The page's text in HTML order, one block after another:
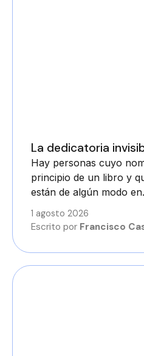
La dedicatoria
Hay personas cuyo
principio de un libro y
están de algún modo
1 agosto 2026
Escrito por Francisco